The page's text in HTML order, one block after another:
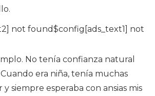
not found$config[ads_text1] not
No tenía confianza natural
era niña, tenía muchas
siempre esperaba con ansias mis